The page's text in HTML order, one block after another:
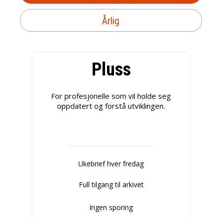
Årlig
Pluss
For profesjonelle som vil holde seg
oppdatert og forstå utviklingen.
Ukebrief hver fredag
Full tilgang til arkivet
Ingen sporing